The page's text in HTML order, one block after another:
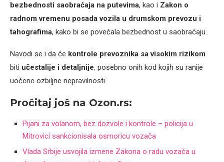
bezbednosti saobraćaja na putevima, kao i Zakon o
radnom vremenu posada vozila u drumskom prevozu i
tahografima, kako bi se povećala bezbednost u saobraćaju.
Navodi se i da će kontrole prevoznika sa visokim rizikom
biti učestalije i detaljnije, posebno onih kod kojih su ranije
uočene ozbiljne nepravilnosti.
Pročitaj još na Ozon.rs:
Pijani za volanom, bez dozvole i kontrole – policija u
Mitrovici sankcionisala osmoricu vozača
Vlada Srbije usvojila izmene Zakona o radu vozača u